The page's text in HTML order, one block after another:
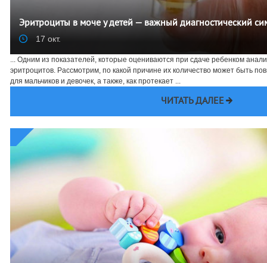
Эритроциты в моче у детей — важный диагностический
17 окт.
... Одним из показателей, которые оцениваются при сдаче ребенком
эритроцитов. Рассмотрим, по какой причине их количество может быть
для мальчиков и девочек, а также, как протекает ...
ЧИТАТЬ ДАЛЕЕ